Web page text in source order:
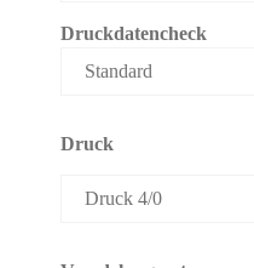
Druckdatencheck
Druck